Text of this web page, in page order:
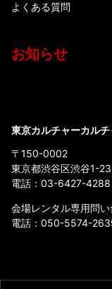
よくある質問
お知らせ
東京カルチャーカル
〒150-0002
東京都渋谷区渋谷1-
電話： 03-6427-4288
会場レンタル専用問
電話： 050-5574-